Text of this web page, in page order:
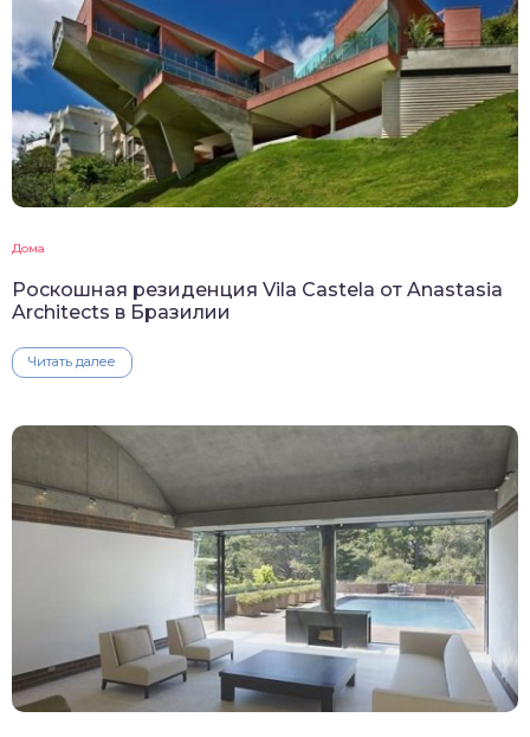
Дома
Роскошная резиденция Vila Castela от Anastasia
Architects в Бразилии
Читать далее